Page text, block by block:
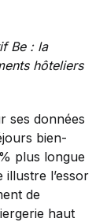
Be : la
hôteliers
ses données
bien-
plus longue
illustre l’essor
de
haut